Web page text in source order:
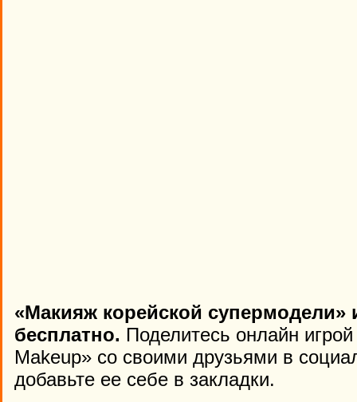
«Макияж корейской супермодели»
бесплатно. Поделитесь онлайн
Makeup» со своими друзьями в
добавьте ее себе в закладки.